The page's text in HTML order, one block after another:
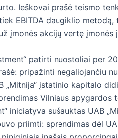
Ieškovai prašė teismo
EBITDA daugiklio
įmonės akcijų vertę įmonės
patirti nuostoliai per
pripažinti negaliojančiu
„Mitnija“ įstatinio kapitalo
Vilniaus apygardos
iniciatyva sušauktas UAB
priimti: sprendimas dėl